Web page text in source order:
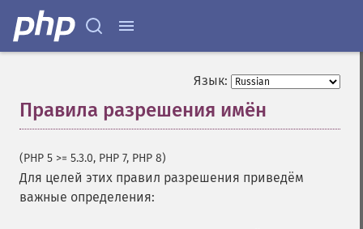
Язык:
Правила разрешения имён
(PHP 5 >= 5.3.0, PHP 7, PHP 8)
Для целей этих правил разрешения приведём
важные определения: